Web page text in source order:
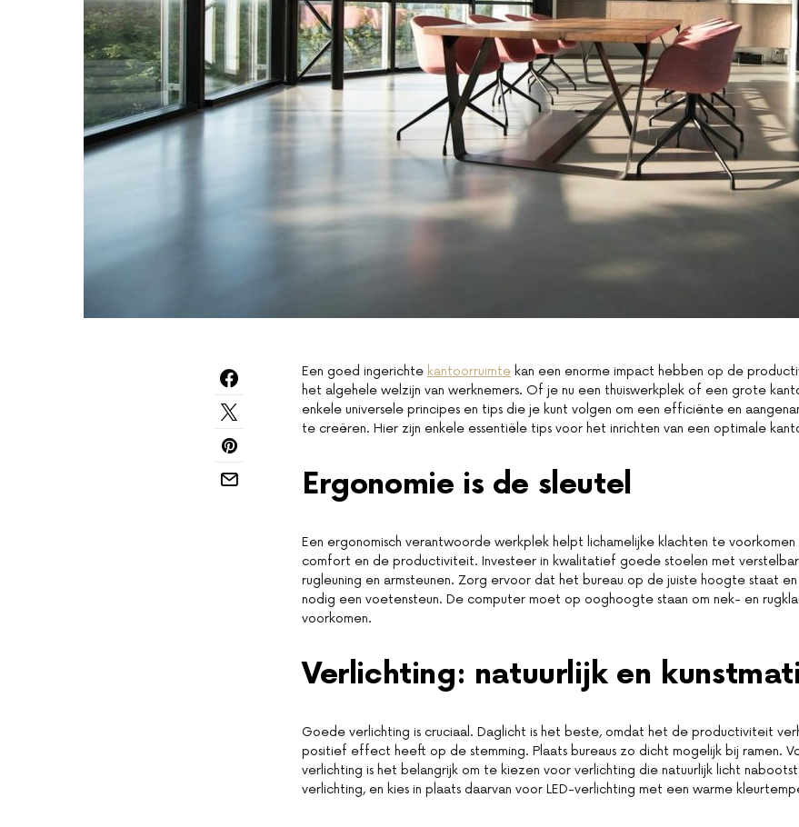
Een goed ingerichte kantoorruimte kan een enorme impact hebben op de
het algehele welzijn van werknemers. Of je nu een thuiswerkplek of een grote
enkele universele principes en tips die je kunt volgen om een efficiënte en
te creëren. Hier zijn enkele essentiële tips voor het inrichten van een optimale
Ergonomie is de sleutel
Een ergonomisch verantwoorde werkplek helpt lichamelijke klachten te
comfort en de productiviteit. Investeer in kwalitatief goede stoelen met
rugleuning en armsteunen. Zorg ervoor dat het bureau op de juiste hoogte staat
nodig een voetensteun. De computer moet op ooghoogte staan om nek- en
voorkomen.
Verlichting: natuurlijk en
Goede verlichting is cruciaal. Daglicht is het beste, omdat het de productiviteit
positief effect heeft op de stemming. Plaats bureaus zo dicht mogelijk bij ramen.
verlichting is het belangrijk om te kiezen voor verlichting die natuurlijk licht
verlichting, en kies in plaats daarvan voor LED-verlichting met een warme